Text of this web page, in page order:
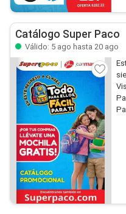
Catálogo Super Paco
Válido: 5 ago hasta 20 ago